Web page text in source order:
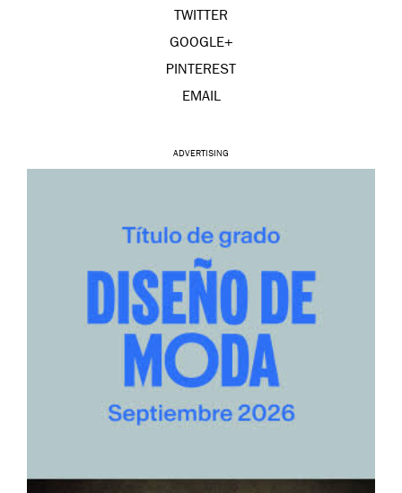
TWITTER
GOOGLE+
PINTEREST
EMAIL
ADVERTISING